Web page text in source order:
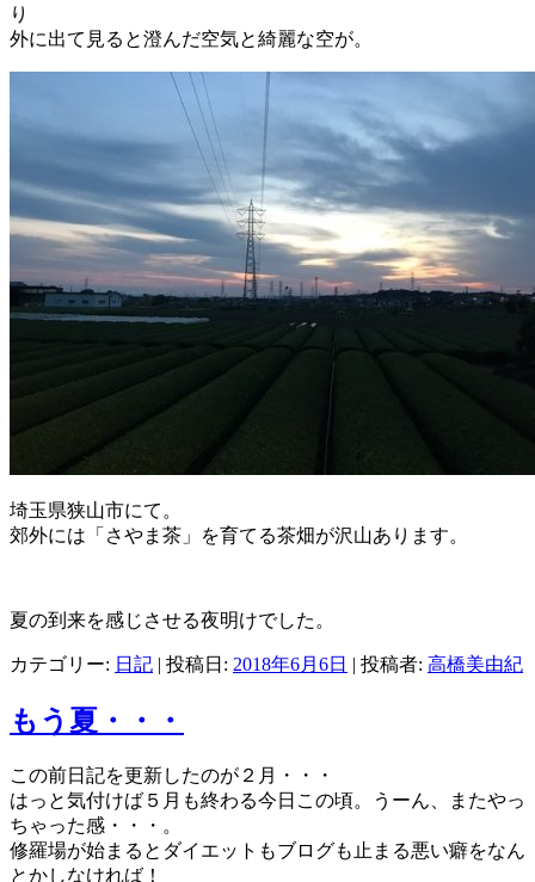
り
外に出て見ると澄んだ空気と綺麗な空が。
埼玉県狭山市にて。
郊外には「さやま茶」を育てる茶畑が沢山あります。
夏の到来を感じさせる夜明けでした。
カテゴリー: 日記 | 投稿日: 2018年6月6日 | 投稿者: 高橋美由紀
もう夏・・・
この前日記を更新したのが２月・・・
はっと気付けば５月も終わる今日この頃。うーん、またやっ
ちゃった感・・・。
修羅場が始まるとダイエットもブログも止まる悪い癖をなん
とかしなければ！